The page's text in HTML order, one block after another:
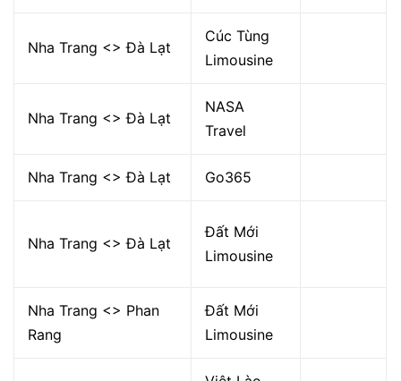
Nha Trang <> Đà Lạt
Cúc Tùng
Limousine
Nha Trang <> Đà Lạt
NASA
Travel
Nha Trang <> Đà Lạt Go365
Nha Trang <> Đà Lạt
Đất Mới
Limousine
Nha Trang <> Phan
Rang
Đất Mới
Limousine